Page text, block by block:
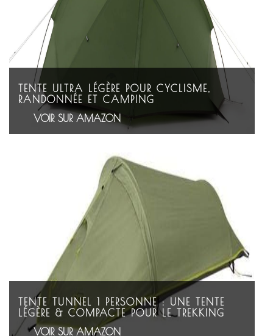
TENTE ULTRA LÉGÈRE POUR CYCLISME,
RANDONNÉE ET CAMPING
VOIR SUR AMAZON
TENTE TUNNEL 1 PERSONNE : UNE TENTE
LÉGÈRE & COMPACTE POUR LE TREKKING
VOIR SUR AMAZON